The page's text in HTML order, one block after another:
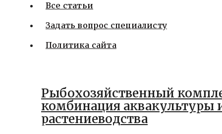
Все статьи
Задать вопрос специалисту
Политика сайта
Рыбохозяйственный
комбинация аквакультуры
растениеводства